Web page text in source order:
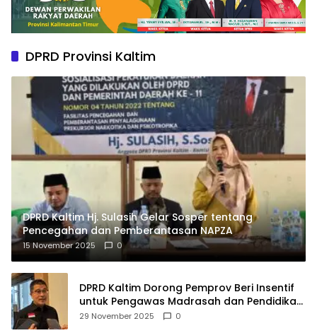
DPRD Provinsi Kaltim
DPRD Kaltim Hj. Sulasih Gelar Sosper tentang
Pencegahan dan Pemberantasan NAPZA
15 November 2025 0
DPRD Kaltim Dorong Pemprov Beri Insentif
untuk Pengawas Madrasah dan Pendidikan
Agama
29 November 2025 0